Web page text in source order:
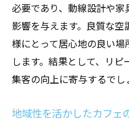
カフェのゾーニ
例
空調設計による
快適な空間を作
性
空調設計におけ
必要であり、動線設計や
影響を与えます。良質な
様にとって居心地の良い
します。結果として、リ
集客の向上に寄与するでし
地域性を活かしたカフェ